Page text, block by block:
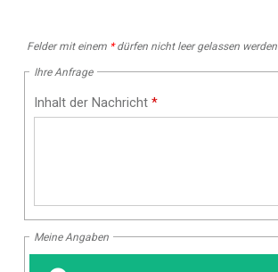
Felder mit einem *dürfen nicht leer gelassen werden
Ihre Anfrage
Inhalt der Nachricht*
Meine Angaben